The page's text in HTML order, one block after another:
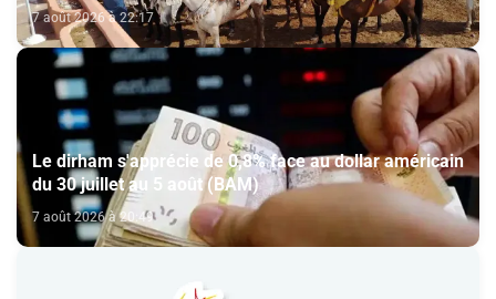
7 août 2026 à 22:17
Le dirham s'apprécie de 0,8% face au dollar américain
du 30 juillet au 5 août (BAM)
7 août 2026 à 20:49